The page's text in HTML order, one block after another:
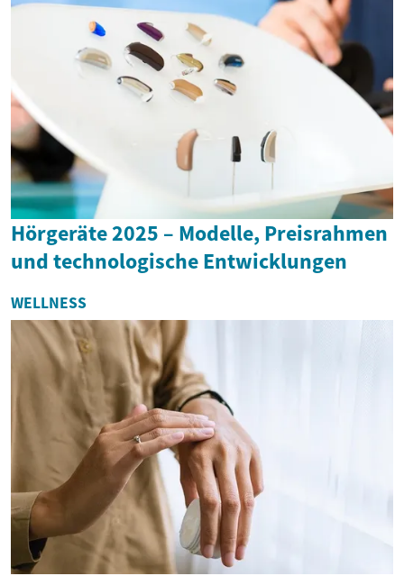
Hörgeräte 2025 – Modelle, Preisrahmen
und technologische Entwicklungen
WELLNESS